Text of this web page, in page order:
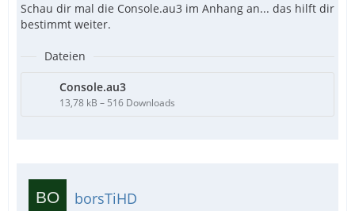
Schau dir mal die Console.au3 im Anhang an... das hilft dir
bestimmt weiter.
Dateien
Console.au3
13,78 kB – 516 Downloads
borsTiHD